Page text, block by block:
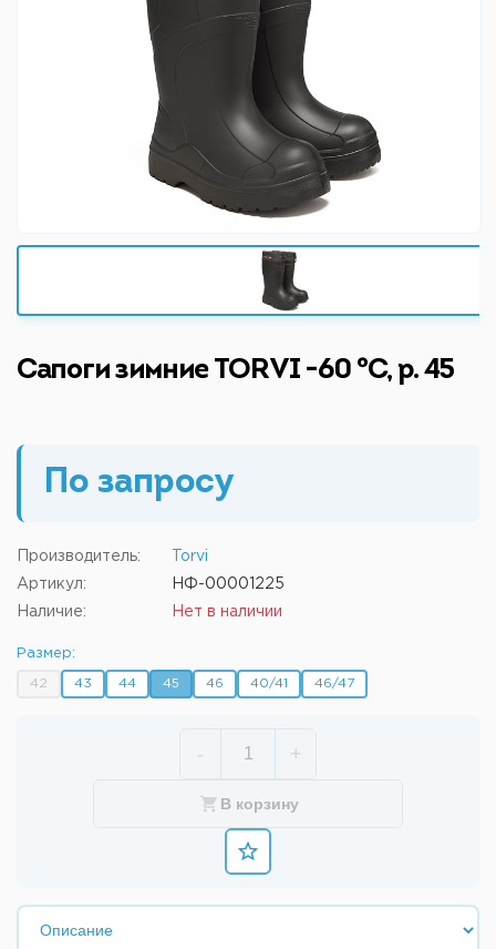
Сапоги зимние TORVI -60 °C, р. 45
По запросу
Производитель: Torvi
Артикул: НФ-00001225
Наличие: Нет в наличии
Размер:
42 43 44 45 46 40/41 46/47
- +
В корзину